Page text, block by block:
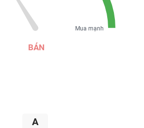
BÁN
Mua mạnh
A